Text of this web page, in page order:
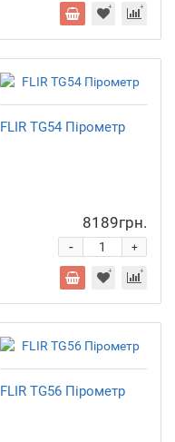
FLIR TG54 Пірометр
8189грн.
+
-
FLIR TG56 Пірометр